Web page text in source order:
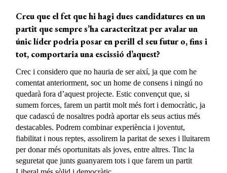
Creu que el fet que hi hagi dues candidatures en un
partit que sempre s’ha caracteritzat per avalar un
únic líder podria posar en perill el seu futur o, fins i
tot, comportaria una escissió d’aquest?
Crec i considero que no hauria de ser així, ja que com he
comentat anteriorment, soc un home de consens i ningú no
quedarà fora d’aquest projecte. Estic convençut que, si
sumem forces, farem un partit molt més fort i democràtic, ja
que cadascú de nosaltres podrà aportar els seus actius més
destacables. Podrem combinar experiència i joventut,
fiabilitat i nous reptes, assolirem la paritat de sexes i lluitarem
per donar més oportunitats als joves, entre altres. Tinc la
seguretat que junts guanyarem tots i que farem un partit